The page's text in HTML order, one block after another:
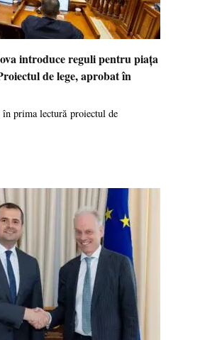
introduce reguli pentru piața
de lege, aprobat în
în prima lectură proiectul de